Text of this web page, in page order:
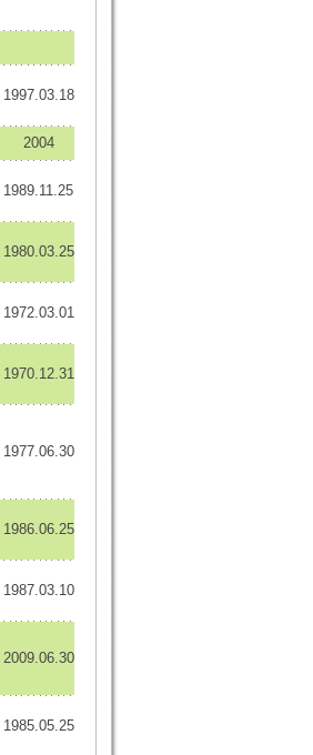
1997.03.18
2004
1989.11.25
1980.03.25
1972.03.01
1970.12.31
1977.06.30
1986.06.25
1987.03.10
2009.06.30
1985.05.25